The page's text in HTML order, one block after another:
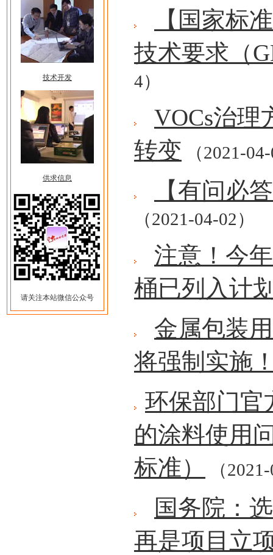
技术开发
供求信息
请关注本站微信公众号
【国家标
技术要求（
4）
VOCs治理
转变 （2021-
【有问必
（2021-04-02）
注意！今
桶已列入计
金属包装
将强制实施
环保部门官
的涂料使用
标准）
（
国务院：
再是项目立